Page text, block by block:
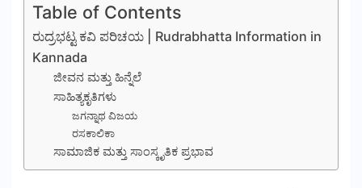
Table of Contents
ರುದ್ರಭಟ್ಟ ಕವಿ ಪರಿಚಯ | Rudrabhatta Information in
Kannada
ಜೀವನ ಮತ್ತು ಹಿನ್ನೆಲೆ
ಸಾಹಿತ್ಯಕೃತಿಗಳು
ಜಗನ್ನಾಥ ವಿಜಯ
ರಸಕಾಲಿಕಾ
ಸಾಮಾಜಿಕ ಮತ್ತು ಸಾಂಸ್ಕೃತಿಕ ಪ್ರಭಾವ